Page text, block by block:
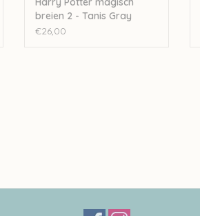
breien 2 - Tanis Gray
€26,00